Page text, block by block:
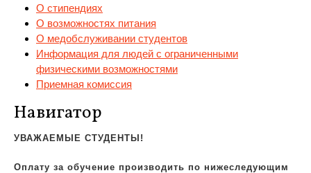
О стипендиях
О возможностях питания
О медобслуживании студентов
Информация для людей с ограниченными
физическими возможностями
Приемная комиссия
Навигатор
УВАЖАЕМЫЕ СТУДЕНТЫ!
Оплату за обучение производить по нижеследующим